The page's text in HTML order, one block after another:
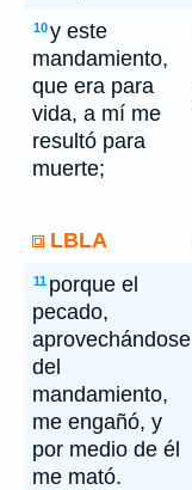
10y este
mandamiento,
que era para
vida, a mí me
resultó para
muerte;
LBLA
11 porque el
pecado,
aprovechándose
del
mandamiento,
me engañó, y
por medio de él
me mató.